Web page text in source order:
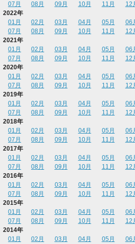
07月
08月 09月 10月 11月
12
2022年
01月
02月 03月 04月 05月
06
07月
08月 09月 10月 11月
12
2021年
01月
02月 03月 04月 05月
06
07月
08月 09月 10月 11月
12
2020年
01月
02月 03月 04月 05月
06
07月
08月 09月 10月 11月
12
2019年
01月
02月 03月 04月 05月
06
07月
08月 09月 10月 11月
12
2018年
01月
02月 03月 04月 05月
06
07月
08月 09月 10月 11月
12
2017年
01月
02月 03月 04月 05月
06
07月
08月 09月 10月 11月
12
2016年
01月
02月 03月 04月 05月
06
07月
08月 09月 10月 11月
12
2015年
01月
02月 03月 04月 05月
06
07月
08月 09月 10月 11月
12
2014年
01月
02月 03月 04月 05月
06